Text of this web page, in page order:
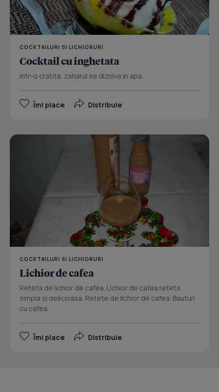
COCKTAILURI SI LICHIORURI
Cocktail cu inghetata
Intr-o cratita, zaharul se dizolva in apa.
Îmi place Distribuie
COCKTAILURI SI LICHIORURI
Lichior de cafea
Reteta de lichior de cafea. Lichior de cafea reteta
simpla si delicioasa. Retete de lichior de cafea. Bauturi
cu cafea.
Îmi place Distribuie